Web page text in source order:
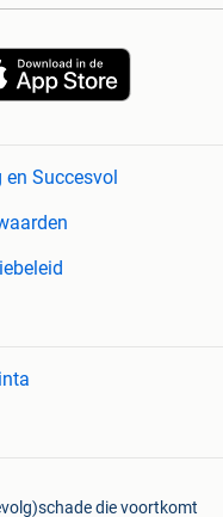
en Succesvol
die voortkomt